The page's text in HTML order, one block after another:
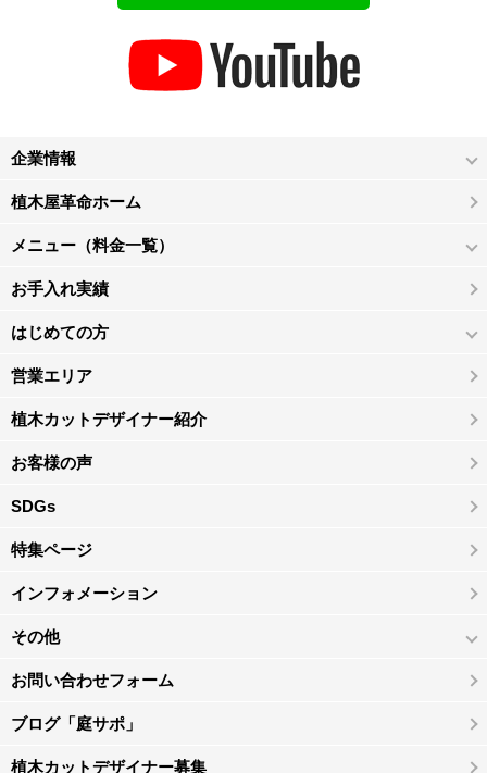
企業情報
植木屋革命ホーム
メニュー（料金一覧）
お手入れ実績
はじめての方
営業エリア
植木カットデザイナー紹介
お客様の声
SDGs
特集ページ
インフォメーション
その他
お問い合わせフォーム
ブログ「庭サポ」
植木カットデザイナー募集